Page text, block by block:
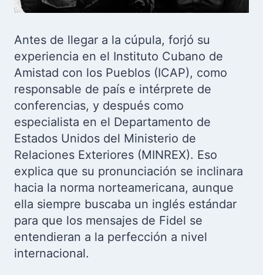
Antes de llegar a la cúpula, forjó su
experiencia en el Instituto Cubano de
Amistad con los Pueblos (ICAP), como
responsable de país e intérprete de
conferencias, y después como
especialista en el Departamento de
Estados Unidos del Ministerio de
Relaciones Exteriores (MINREX). Eso
explica que su pronunciación se inclinara
hacia la norma norteamericana, aunque
ella siempre buscaba un inglés estándar
para que los mensajes de Fidel se
entendieran a la perfección a nivel
internacional.